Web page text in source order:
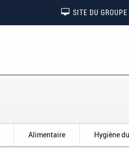
SITE DU GROUPE
Alimentaire Hygiène